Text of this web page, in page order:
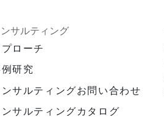
サルティング
ローチ
研究
ンサルティングお問い合わせ
ンサルティングカタログ